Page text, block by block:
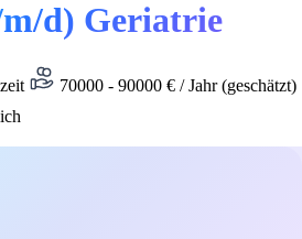
d) Geriatrie
70000 - 90000 € / Jahr (geschätzt)